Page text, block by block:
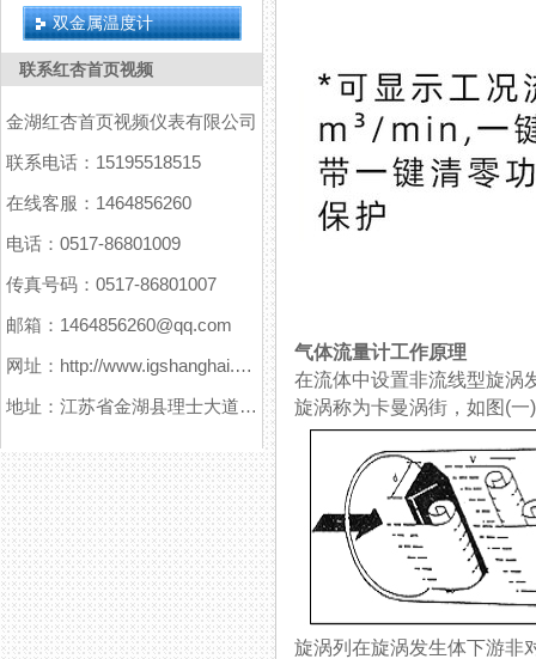
双金属温度计
联系红杏首页视频
金湖红杏首页视频仪表有限公司
联系电话：15195518515
在线客服：1464856260
电话：0517-86801009
传真号码：0517-86801007
邮箱：1464856260@qq.com
网址：http://www.igshanghai.com
地址：江苏省金湖县理士大道61号
气体流量计工作原理
在流体中设置非流线型旋涡发
旋涡称为卡曼涡街，如图(一)所
旋涡列在旋涡发生体下游非